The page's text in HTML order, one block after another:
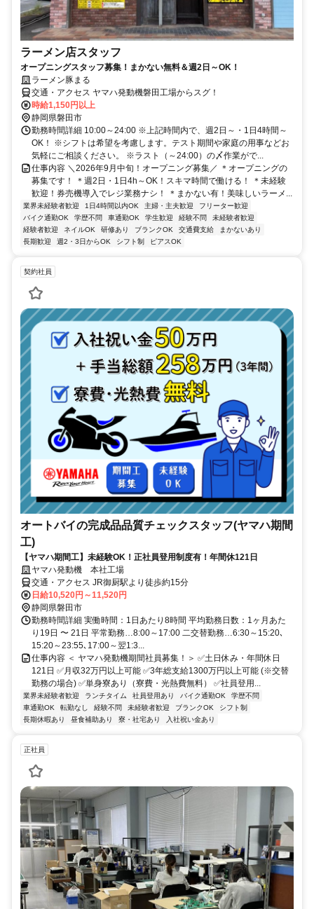
ラーメン店スタッフ
オープニングスタッフ募集！まかない無料＆週2日～OK！
ラーメン豚まる
交通・アクセス ヤマハ発動機磐田工場からスグ！
時給1,150円以上
静岡県磐田市
勤務時間詳細 10:00～24:00 ※上記時間内で、週2日～・1日4時間～
OK！ ※シフトは希望を考慮します。テスト期間や家庭の用事などお
気軽にご相談ください。 ※ラスト（～24:00）の〆作業がで...
仕事内容 ＼2026年9月中旬！オープニング募集／ ＊オープニングの
募集です！ ＊週2日・1日4h～OK！スキマ時間で働ける！ ＊未経験
歓迎！券売機導入でレジ業務ナシ！ ＊まかない有！美味しいラーメ...
業界未経験者歓迎 1日4時間以内OK 主婦・主夫歓迎
フリーター歓迎
バイク通勤OK
学歴不問 車通勤OK 学生歓迎 経験不問
未経験者歓迎
経験者歓迎
ネイルOK 研修あり ブランクOK 交通費支給
まかないあり
長期歓迎
週2・3日からOK シフト制 ピアスOK
契約社員
オートバイの完成品品質チェックスタッフ(ヤマハ期間
工)
【ヤマハ期間工】未経験OK！正社員登用制度有！年間休121日
ヤマハ発動機 本社工場
交通・アクセス JR御厨駅より徒歩約15分
日給10,520円～11,520円
静岡県磐田市
勤務時間詳細 実働時間：1日あたり8時間 平均勤務日数：1ヶ月あた
り19日 〜 21日 平常勤務…8:00～17:00 二交替勤務…6:30～15:20､
15:20～23:55､17:00～翌1:3...
仕事内容 ＜ ヤマハ発動機期間社員募集！＞ ✅土日休み・年間休日
121日 ✅月収32万円以上可能 ✅3年総支給1300万円以上可能 (※交替
勤務の場合) ✅単身寮あり（寮費・光熱費無料） ✅社員登用...
業界未経験者歓迎 ランチタイム 社員登用あり バイク通勤OK
学歴不問
車通勤OK
転勤なし 経験不問 未経験者歓迎 ブランクOK
シフト制
長期休暇あり
昼食補助あり 寮・社宅あり 入社祝い金あり
正社員